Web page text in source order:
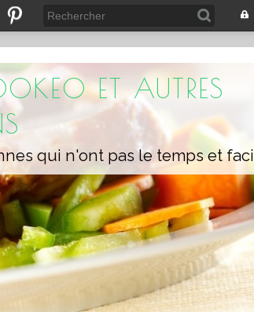
ET AUTRES